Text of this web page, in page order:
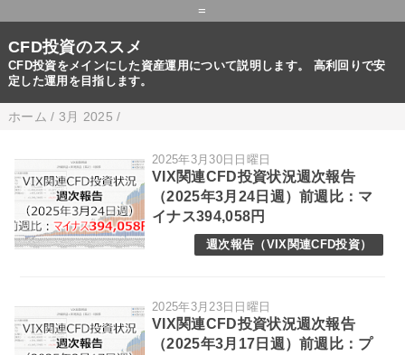
=
CFD投資のススメ
CFD投資をメインにした資産運用について説明します。 高利回りで安
定した運用を目指します。
ホーム / 3月 2025 /
2025年3月30日日曜日
VIX関連CFD投資状況週次報告
（2025年3月24日週）前週比：マ
イナス394,058円
週次報告（VIX関連CFD投資）
2025年3月23日日曜日
VIX関連CFD投資状況週次報告
（2025年3月17日週）前週比：プ